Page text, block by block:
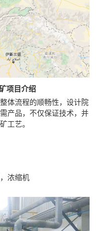
项目介绍
体流程的顺畅性，设计院
产品，不仅保证技术，并
工艺。
浓缩机